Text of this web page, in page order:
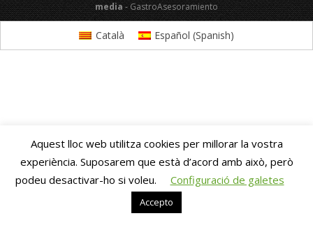
media- GastroAsesoramiento
Aquest lloc web utilitza cookies per millorar la vostra
experiència. Suposarem que està d’acord amb això, però
podeu desactivar-ho si voleu.
Configuració de galetes
Accepto
Català Español (Spanish)